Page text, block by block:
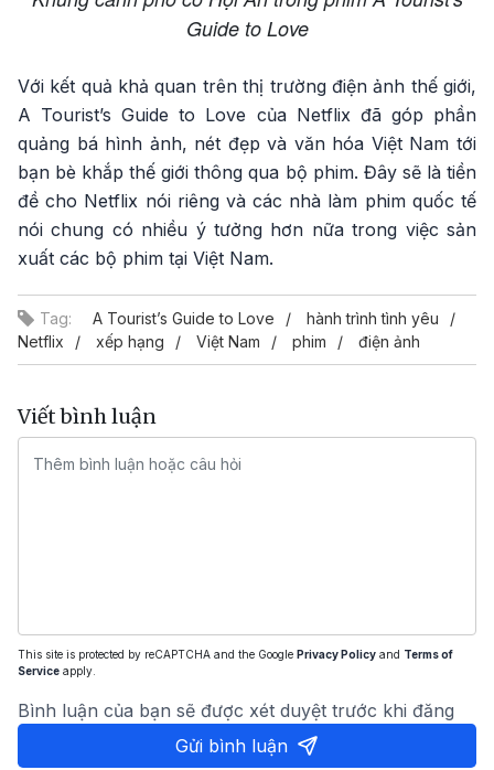
Guide to Love
Với kết quả khả quan trên thị trường điện ảnh thế giới,
A Tourist’s Guide to Love của Netflix đã góp phần
quảng bá hình ảnh, nét đẹp và văn hóa Việt Nam tới
bạn bè khắp thế giới thông qua bộ phim. Đây sẽ là tiền
đề cho Netflix nói riêng và các nhà làm phim quốc tế
nói chung có nhiều ý tưởng hơn nữa trong việc sản
xuất các bộ phim tại Việt Nam.
Tag: A Tourist’s Guide to Love
hành trình tình yêu
Netflix
xếp hạng Việt Nam phim điện ảnh
Viết bình luận
This site is protected by reCAPTCHA and the Google Privacy Policy and Terms of
Service apply.
Bình luận của bạn sẽ được xét duyệt trước khi đăng
Gửi bình luận